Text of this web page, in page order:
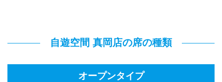
自遊空間 真岡店の席の種類
オープンタイプ